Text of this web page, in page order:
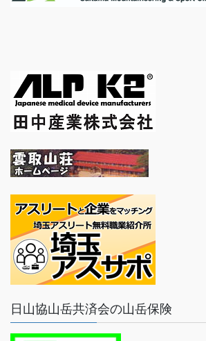
日山協山岳共済会の山岳保険